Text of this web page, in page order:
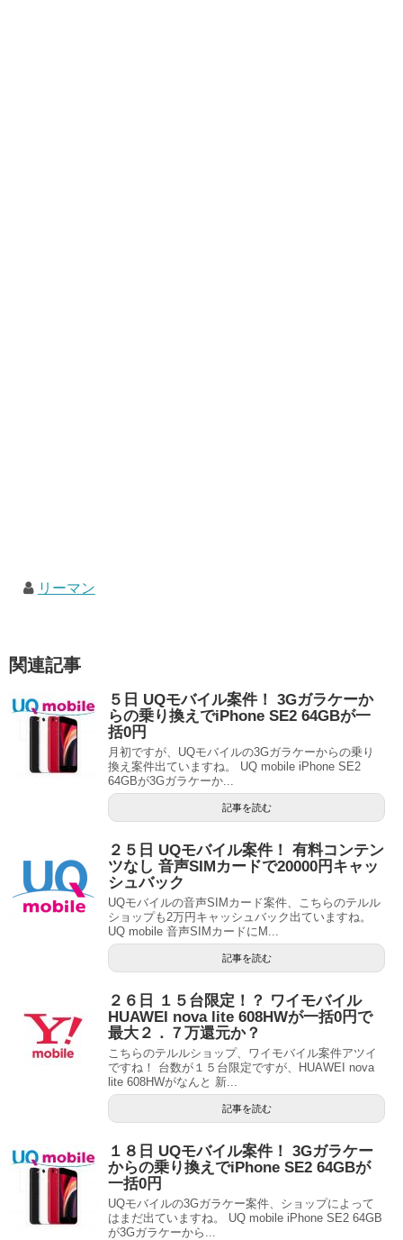
リーマン
関連記事
５日 UQモバイル案件！ 3Gガラケーか
らの乗り換えでiPhone SE2 64GBが一
括0円
月初ですが、UQモバイルの3Gガラケーからの乗り
換え案件出ていますね。 UQ mobile iPhone SE2
64GBが3Gガラケーか...
記事を読む
２５日 UQモバイル案件！ 有料コンテン
ツなし 音声SIMカードで20000円キャッ
シュバック
UQモバイルの音声SIMカード案件、こちらのテルル
ショップも2万円キャッシュバック出ていますね。
UQ mobile 音声SIMカードにM...
記事を読む
２６日 １５台限定！？ ワイモバイル
HUAWEI nova lite 608HWが一括0円で
最大２．７万還元か？
こちらのテルルショップ、ワイモバイル案件アツイ
ですね！ 台数が１５台限定ですが、HUAWEI nova
lite 608HWがなんと 新...
記事を読む
１８日 UQモバイル案件！ 3Gガラケー
からの乗り換えでiPhone SE2 64GBが
一括0円
UQモバイルの3Gガラケー案件、ショップによって
はまだ出ていますね。 UQ mobile iPhone SE2 64GB
が3Gガラケーから...